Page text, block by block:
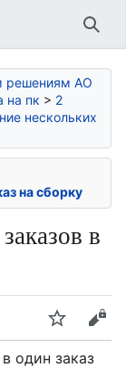
решениям АО
на пк > 2
нескольких
на сборку
в
Следить
один заказ